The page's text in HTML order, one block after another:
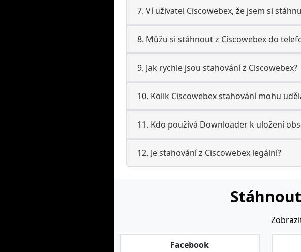
7. Ví uživatel Ciscowebex, že jsem si
8. Můžu si stáhnout z Ciscowebex do
9. Jak rychle jsou stahování z Ciscowebex?
10. Kolik Ciscowebex stahování mohu
11. Kdo používá Downloader k uložení
12. Je stahování z Ciscowebex legální?
Facebook